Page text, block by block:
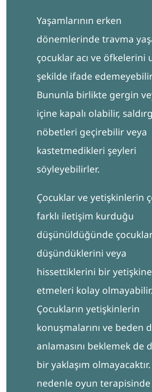
Yaşamlarının erken
dönemlerinde travma
çocuklar acı ve öfkelerini
şekilde ifade
Bununla birlikte gergin
içine kapalı olabilir,
nöbetleri geçirebilir veya
kastetmedikleri şeyleri
söyleyebilirler.
Çocuklar ve yetişkinlerin
farklı iletişim kurduğu
düşünüldüğünde
düşündüklerini veya
hissettiklerini bir
etmeleri kolay olmayabilir.
Çocukların yetişkinlerin
konuşmalarını ve beden
anlamasını beklemek de
bir yaklaşım
nedenle oyun terapisinde